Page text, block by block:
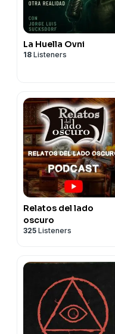
La Huella Ovni
18 Listeners
Relatos del lado
oscuro
325 Listeners